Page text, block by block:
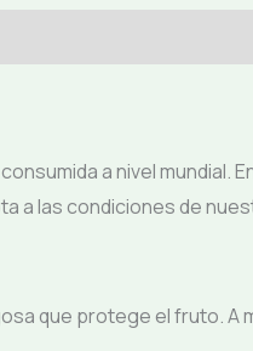
a nivel
a las condiciones de
que protege el fruto. A